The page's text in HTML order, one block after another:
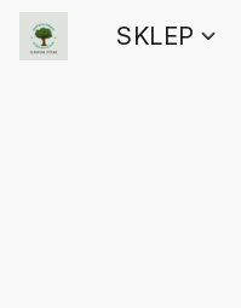
SKLEP